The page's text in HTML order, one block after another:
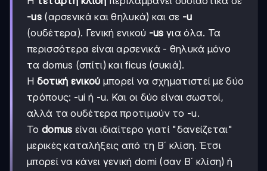
-us(αρσενικά και θηλυκά) και σε -u
(ουδέτερα). Γενική ενικού -us για όλα. Τα
περισσότερα είναι αρσενικά - θηλυκά μόνο
τα domus (σπίτι) και ficus (συκιά).
Η δοτική ενικού μπορεί να σχηματιστεί με δύο
τρόπους: -ui ή -u. Και οι δύο είναι σωστοί,
αλλά τα ουδέτερα προτιμούν το -u.
Το domus είναι ιδιαίτερο γιατί "δανείζεται"
μερικές καταλήξεις από τη Β΄ κλίση. Έτσι
μπορεί να κάνει γενική domi (σαν Β΄ κλίση) ή